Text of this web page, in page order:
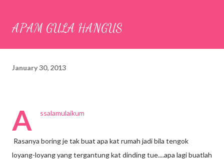
APAM GULA HANGUS
January 30, 2013
A ssalamulaikum
Rasanya boring je tak buat apa kat rumah jadi bila tengok
loyang-loyang yang tergantung kat dinding tue....apa lagi buatlah